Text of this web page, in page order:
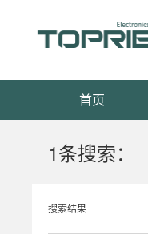
首页
1条搜索：
搜索结果